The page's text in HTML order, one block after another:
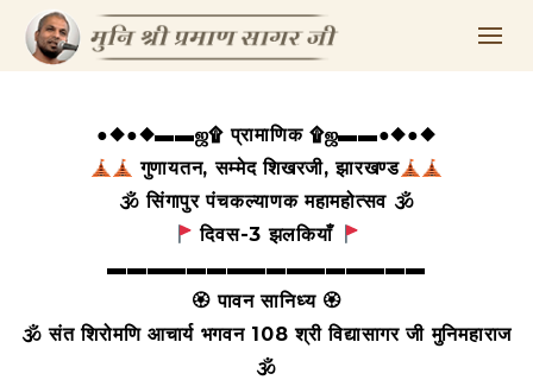
●◆●◆▬▬ஜ۩ प्रामाणिक ۩ஜ▬▬●◆●◆
गुणायतन, सम्मेद शिखरजी, झारखण्ड
🕉 सिंगापुर पंचकल्याणक महामहोत्सव 🕉
दिवस-3 झलकियाँ
▬▬▬▬▬▬▬▬▬▬▬▬▬▬▬▬
🏵 पावन सानिध्य 🏵
🕉 संत शिरोमणि आचार्य भगवन 108श्री विद्यासागर जी मुनिमहाराज
🕉